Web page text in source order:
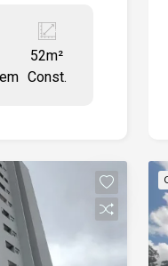
de
da locação
água
52m²
Const.